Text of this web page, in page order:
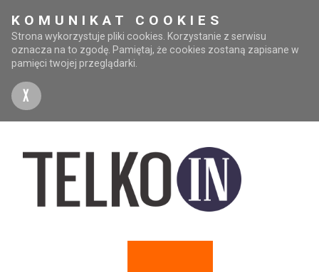
KOMUNIKAT COOKIES
Strona wykorzystuje pliki cookies. Korzystanie z serwisu
oznacza na to zgodę. Pamiętaj, że cookies zostaną zapisane w
pamięci twojej przeglądarki.
X